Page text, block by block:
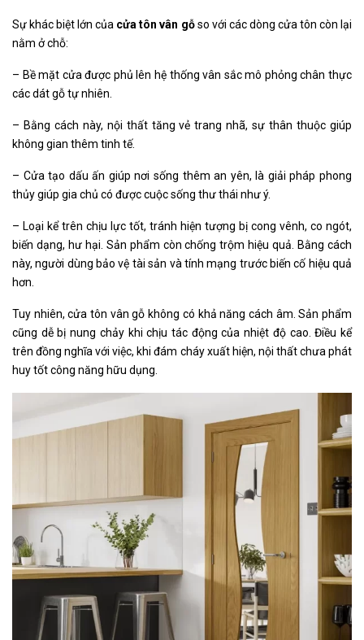
Sự khác biệt lớn của cửa tôn vân gỗso với các dòng cửa tôn còn lại
nằm ở chỗ:
– Bề mặt cửa được phủ lên hệ thống vân sắc mô phỏng chân thực
các dát gỗ tự nhiên.
– Bằng cách này, nội thất tăng vẻ trang nhã, sự thân thuộc giúp
không gian thêm tinh tế.
– Cửa tạo dấu ấn giúp nơi sống thêm an yên, là giải pháp phong
thủy giúp gia chủ có được cuộc sống thư thái như ý.
– Loại kể trên chịu lực tốt, tránh hiện tượng bị cong vênh, co ngót,
biến dạng, hư hại. Sản phẩm còn chống trộm hiệu quả. Bằng cách
này, người dùng bảo vệ tài sản và tính mạng trước biến cố hiệu quả
hơn.
Tuy nhiên, cửa tôn vân gỗ không có khả năng cách âm. Sản phẩm
cũng dễ bị nung chảy khi chịu tác động của nhiệt độ cao. Điều kể
trên đồng nghĩa với việc, khi đám cháy xuất hiện, nội thất chưa phát
huy tốt công năng hữu dụng.